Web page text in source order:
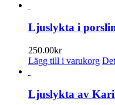
har
flera
De
olika
kan
väljas
Ljuslykta i
250.00kr
Lägg till i varukorg
Ljuslykta av